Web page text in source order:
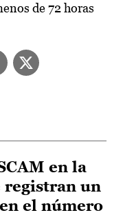
de 72 horas
en la
registran un
el número